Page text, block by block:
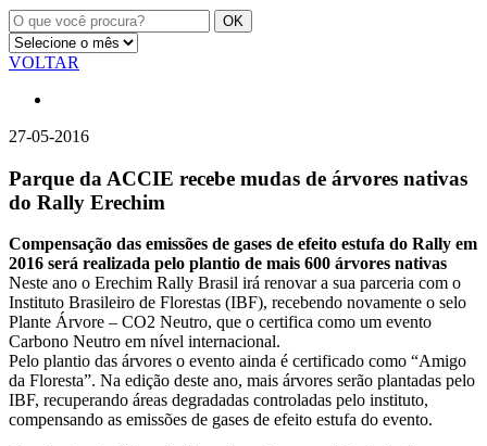
VOLTAR
27-05-2016
Parque da ACCIE recebe mudas de árvores nativas
do Rally Erechim
Compensação das emissões de gases de efeito estufa do Rally em
2016 será realizada pelo plantio de mais 600 árvores nativas
Neste ano o Erechim Rally Brasil irá renovar a sua parceria com o
Instituto Brasileiro de Florestas (IBF), recebendo novamente o selo
Plante Árvore – CO2 Neutro, que o certifica como um evento
Carbono Neutro em nível internacional.
Pelo plantio das árvores o evento ainda é certificado como “Amigo
da Floresta”. Na edição deste ano, mais árvores serão plantadas pelo
IBF, recuperando áreas degradadas controladas pelo instituto,
compensando as emissões de gases de efeito estufa do evento.